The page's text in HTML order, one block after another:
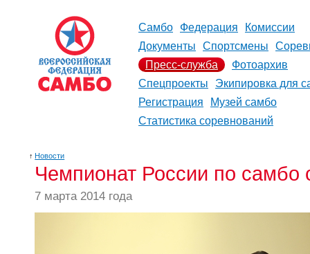
Самбо Федерация
Комиссии
Документы
Спортсмены
Пресс-служба
Фотоархив
Спецпроекты
Экипировка для
Регистрация
Музей самбо
Статистика соревнований
↑ Новости
Чемпионат России по самбо
7 марта 2014 года